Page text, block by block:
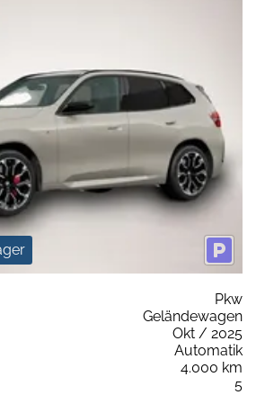
Pkw
Geländewagen
Okt / 2025
Automatik
4.000 km
5